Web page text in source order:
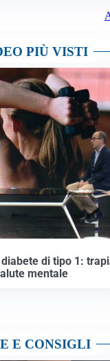
PIÙ VISTI
di tipo 1:
mentale
E CONSIGLI